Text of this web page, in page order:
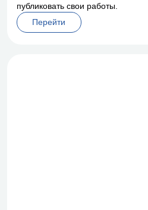
публиковать свои работы.
Перейти